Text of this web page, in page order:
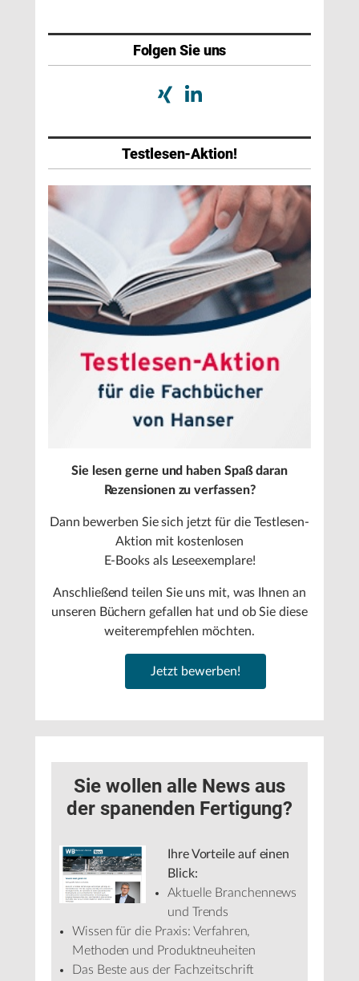
Folgen Sie uns
Testlesen-Aktion!
Sie lesen gerne und haben Spaß daran
Rezensionen zu verfassen?
Dann bewerben Sie sich jetzt für die Testlesen-
Aktion mit kostenlosen
E-Books als Leseexemplare!
Anschließend teilen Sie uns mit, was Ihnen an
unseren Büchern gefallen hat und ob Sie diese
weiterempfehlen möchten.
Jetzt bewerben!
Sie wollen alle News aus
der spanenden Fertigung?
Ihre Vorteile auf einen
Blick:
Aktuelle Branchennews
und Trends
Wissen für die Praxis: Verfahren,
Methoden und Produktneuheiten
Das Beste aus der Fachzeitschrift